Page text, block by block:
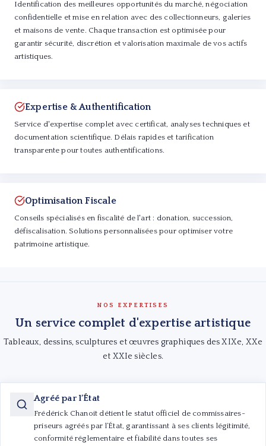
Identification des meilleures opportunités du marché, négociation
confidentielle et mise en relation avec des collectionneurs, galeries
et maisons de vente. Chaque transaction est optimisée pour
garantir sécurité, discrétion et valorisation maximale de vos actifs
artistiques.
Expertise & Authentification
Service d'expertise complet avec certificat, analyses techniques et
documentation scientifique. Délais rapides et tarification
transparente pour toutes authentifications.
Optimisation Fiscale
Conseils spécialisés en fiscalité de l'art : donation, succession,
défiscalisation. Solutions personnalisées pour optimiser votre
patrimoine artistique.
NOS EXPERTISES
Un service complet d'expertise artistique
Tableaux, dessins, sculptures et œuvres graphiques des XIXe, XXe
et XXIe siècles.
Agréé par l’État
Frédérick Chanoit détient le statut officiel de commissaires-
priseurs agréés par l’État, garantissant à ses clients légitimité,
conformité réglementaire et fiabilité dans toutes ses